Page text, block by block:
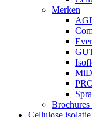
Merken
Cellulose